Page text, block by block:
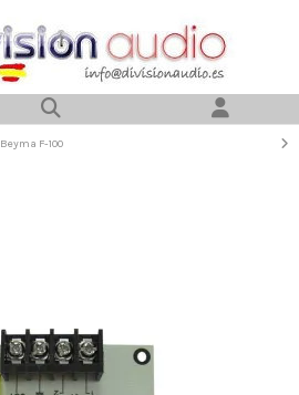
Beyma F-100